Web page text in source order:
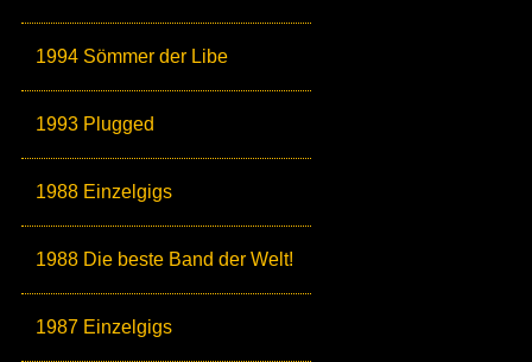
1994 Sömmer der Libe
1993 Plugged
1988 Einzelgigs
1988 Die beste Band der Welt!
1987 Einzelgigs